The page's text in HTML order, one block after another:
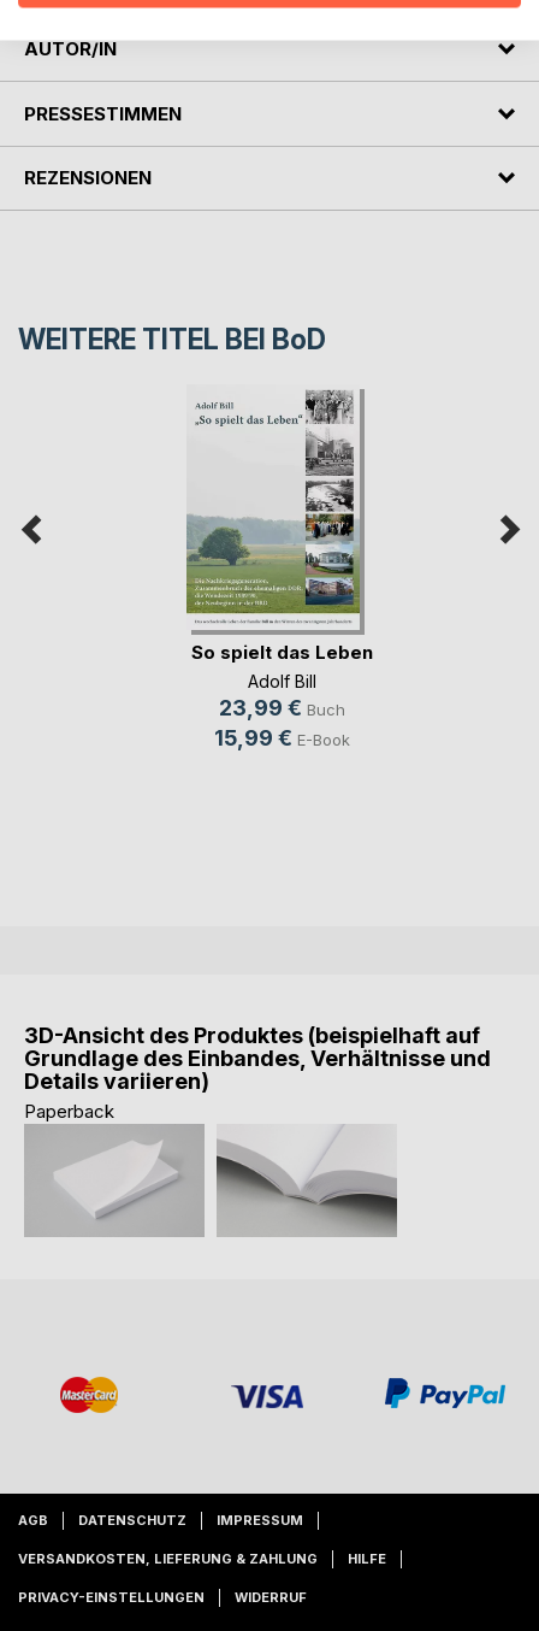
AUTOR/IN
PRESSESTIMMEN
REZENSIONEN
WEITERE TITEL BEI BoD
So spielt das Leben
Adolf Bill
23,99 € Buch
15,99 € E-Book
3D-Ansicht des Produktes (beispielhaft auf
Grundlage des Einbandes, Verhältnisse und
Details variieren)
Paperback
AGB DATENSCHUTZ IMPRESSUM
VERSANDKOSTEN, LIEFERUNG & ZAHLUNG HILFE
PRIVACY-EINSTELLUNGEN WIDERRUF